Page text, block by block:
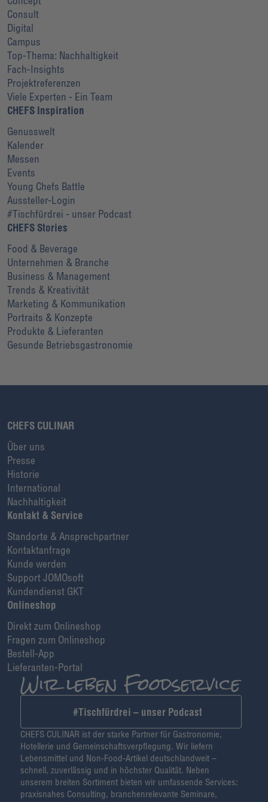
Consult
Digital
Campus
Top-Thema: Nachhaltigkeit
Fach-Insights
Projektreferenzen
Viele Experten - Ein Team
CHEFS Inspiration
Genusswelt
Kalender
Messen
Events
Young Chefs Battle
Aussteller-Login
#Tischfürdrei - unser Podcast
CHEFS Stories
Food & Beverage
Unternehmen & Branche
Business & Management
Trends & Kreativität
Marketing & Kommunikation
Portraits & Konzepte
Produkte & Lieferanten
Gesunde Betriebsgastronomie
CHEFS CULINAR
Über uns
Presse
Historie
International
Nachhaltigkeit
Kontakt & Service
Standorte & Ansprechpartner
Kontaktanfrage
Kunde werden
Support JOMOsoft
Kundendienst GKT
Onlineshop
Direkt zum Onlineshop
Fragen zum Onlineshop
Bestell-App
Lieferanten-Portal
#Tischfürdrei – unser Podcast
CHEFS CULINAR ist der starke Partner für Gastronomie,
Hotellerie und Gemeinschaftsverpflegung. Wir liefern
Lebensmittel und Non-Food-Artikel deutschlandweit –
schnell, zuverlässig und in höchster Qualität. Neben
unserem breiten Sortiment bieten wir umfassende Services:
praxisnahes Consulting, branchenrelevante Seminare,